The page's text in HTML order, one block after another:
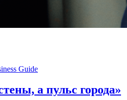
Guide
а пульс города»